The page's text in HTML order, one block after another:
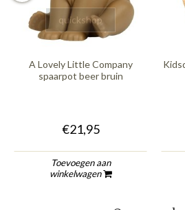
quickshop
A Lovely Little Company
spaarpot beer bruin
€21,95
Toevoegen aan
winkelwagen